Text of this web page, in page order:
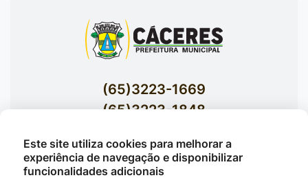
(65)3223-1669
(65)3223-1848
Av. Brasil nº 119 Bairro Jardim Celeste -
Cáceres
Este site utiliza cookies para melhorar a
experiência de navegação e disponibilizar
funcionalidades adicionais